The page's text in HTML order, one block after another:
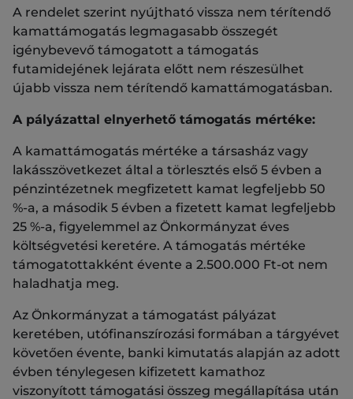
A rendelet szerint nyújtható vissza nem térítendő
kamattámogatás legmagasabb összegét
igénybevevő támogatott a támogatás
futamidejének lejárata előtt nem részesülhet
újabb vissza nem térítendő kamattámogatásban.
A pályázattal elnyerhető támogatás mértéke:
A kamattámogatás mértéke a társasház vagy
lakásszövetkezet által a törlesztés első 5 évben a
pénzintézetnek megfizetett kamat legfeljebb 50
%-a, a második 5 évben a fizetett kamat legfeljebb
25 %-a, figyelemmel az Önkormányzat éves
költségvetési keretére. A támogatás mértéke
támogatottakként évente a 2.500.000 Ft-ot nem
haladhatja meg.
Az Önkormányzat a támogatást pályázat
keretében, utófinanszírozási formában a tárgyévet
követően évente, banki kimutatás alapján az adott
évben ténylegesen kifizetett kamathoz
viszonyított támogatási összeg megállapítása után